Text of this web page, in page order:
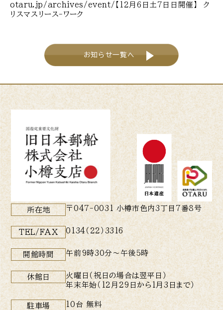
otaru.jp/archives/event/ 【12月6日土7日日開催】 ク
リスマスリース-ワーク
お知らせ一覧へ
所在地 〒047-0031 小樽市色内3丁目7番8号
TEL/FAX 0134（22）3316
開館時間 午前9時30分〜午後5時
休館日
火曜日（祝日の場合は翌平日）
年末年始（12月29日から1月3日まで）
駐車場 10台 無料